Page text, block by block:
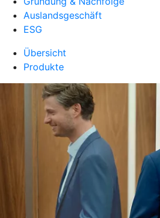
Auslandsgeschäft
ESG
Übersicht
Produkte